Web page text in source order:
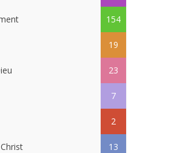
154
19
23
7
2
13